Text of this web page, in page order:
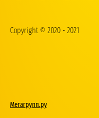
Copyright © 2020 - 2021
Мегагрупп.ру